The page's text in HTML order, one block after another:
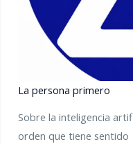
La persona primero
Sobre la inteligencia
orden que tiene sentido